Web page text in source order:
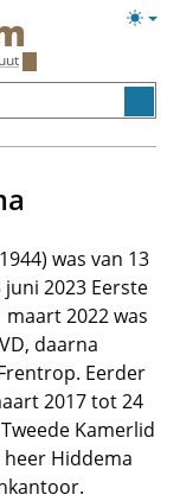
was van 13
2023 Eerste
2022 was
daarna
Eerder
2017 tot 24
Kamerlid
heer Hiddema